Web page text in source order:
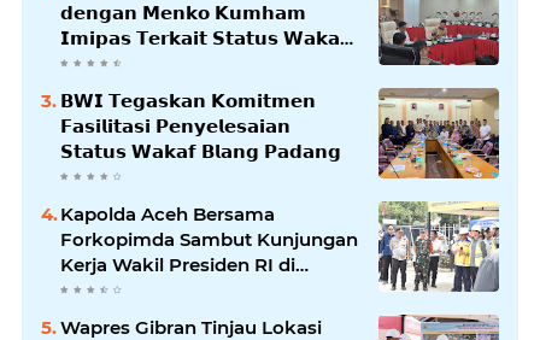
𝗱𝗲𝗻𝗴𝗮𝗻 𝗠𝗲𝗻𝗸𝗼 𝗞𝘂𝗺𝗵𝗮𝗺
𝗜𝗺𝗶𝗽𝗮𝘀 𝗧𝗲𝗿𝗸𝗮𝗶𝘁 𝗦𝘁𝗮𝘁𝘂𝘀 𝗪𝗮𝗸𝗮𝗳
𝗕𝗹𝗮𝗻𝗴𝗽𝗮𝗱𝗮𝗻𝗴
𝗕𝗪𝗜 𝗧𝗲𝗴𝗮𝘀𝗸𝗮𝗻 𝗞𝗼𝗺𝗶𝘁𝗺𝗲𝗻
𝗙𝗮𝘀𝗶𝗹𝗶𝘁𝗮𝘀𝗶 𝗣𝗲𝗻𝘆𝗲𝗹𝗲𝘀𝗮𝗶𝗮𝗻
𝗦𝘁𝗮𝘁𝘂𝘀 𝗪𝗮𝗸𝗮𝗳 𝗕𝗹𝗮𝗻𝗴 𝗣𝗮𝗱𝗮𝗻𝗴
Kapolda Aceh Bersama
Forkopimda Sambut Kunjungan
Kerja Wakil Presiden RI di
Kabupaten Bireuen
Wapres Gibran Tinjau Lokasi